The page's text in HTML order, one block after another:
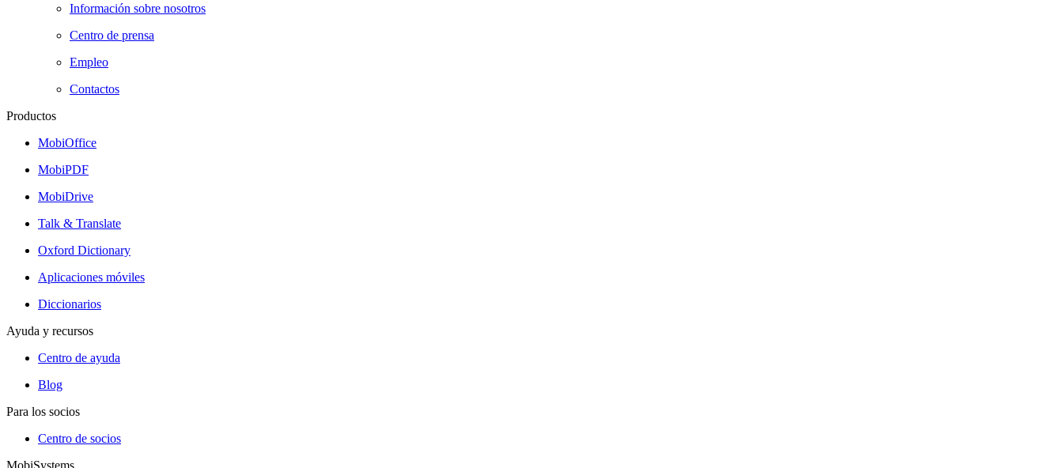
Información sobre nosotros
Centro de prensa
Empleo
Contactos
Productos
MobiOffice
MobiPDF
MobiDrive
Talk & Translate
Oxford Dictionary
Aplicaciones móviles
Diccionarios
Ayuda y recursos
Centro de ayuda
Blog
Para los socios
Centro de socios
MobiSystems